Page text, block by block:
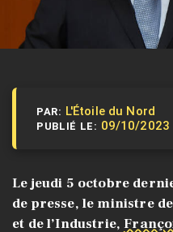
PAR: L'Étoile du Nord
PUBLIÉ LE: 09/10/2023
Le jeudi 5 octobre
de presse, le ministre
et de l’Industrie,